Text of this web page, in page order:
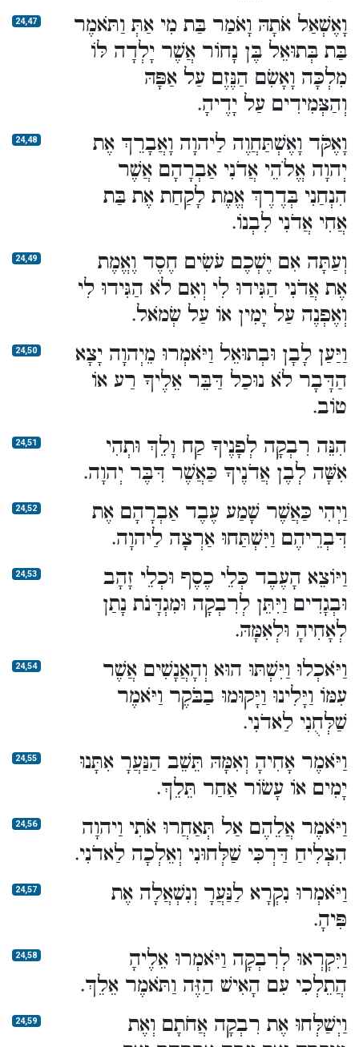
24,47
וָאֶשְׁאַל אֹתָהּ וָאֹמַר בַּת מִי אַתְּ וַתֹּאמֶר
בַּת בְּתוּאֵל בֶּן נָחוֹר אֲשֶׁר יָלְדָה לּוֹ
מִלְכָּה וָאָשִׂם הַנֶּזֶם עַל אַפָּהּ
וְהַצְּמִידִים עַל יָדֶיהָ.
24,48
וָאֶקֹּד וָאֶשְׁתַּחֲוֶה לַיהוָה וָאֲבָרֵךְ אֶת
יְהוָה אֱלֹהֵי אֲדֹנִי אַבְרָהָם אֲשֶׁר
הִנְחַנִי בְּדֶרֶךְ אֱמֶת לָקַחַת אֶת בַּת
אֲחִי אֲדֹנִי לִבְנוֹ.
24,49
וְעַתָּה אִם יֶשְׁכֶם עֹשִׂים חֶסֶד וֶאֱמֶת
אֶת אֲדֹנִי הַגִּידוּ לִי וְאִם לֹא הַגִּידוּ לִי
וְאֶפְנֶה עַל יָמִין אוֹ עַל שְׂמֹאל.
24,50
וַיַּעַן לָבָן וּבְתוּאֵל וַיֹּאמְרוּ מֵיְהוָה יָצָא
הַדָּבָר לֹא נוּכַל דַּבֵּר אֵלֶיךָ רַע אוֹ
טוֹב.
24,51
הִנֵּה רִבְקָה לְפָנֶיךָ קַח וָלֵךְ וּתְהִי
אִשָּׁה לְבֶן אֲדֹנֶיךָ כַּאֲשֶׁר דִּבֶּר יְהוָה.
24,52
וַיְהִי כַּאֲשֶׁר שָׁמַע עֶבֶד אַבְרָהָם אֶת
דִּבְרֵיהֶם וַיִּשְׁתַּחוּ אַרְצָה לַיהוָה.
24,53
וַיּוֹצֵא הָעֶבֶד כְּלֵי כֶסֶף וּכְלֵי זָהָב
וּבְגָדִים וַיִּתֵּן לְרִבְקָה וּמִגְדָּנֹת נָתַן
לְאָחִיהָ וּלְאִמָּהּ.
24,54
וַיֹּאכְלוּ וַיִּשְׁתּוּ הוּא וְהָאֲנָשִׁים אֲשֶׁר
עִמּוֹ וַיָּלִינוּ וַיָּקוּמוּ בַבֹּקֶר וַיֹּאמֶר
שַׁלְּחֻנִי לַאדֹנִי.
24,55
וַיֹּאמֶר אָחִיהָ וְאִמָּהּ תֵּשֵׁב הַנַּעֲרָ אִתָּנוּ
יָמִים אוֹ עָשׂוֹר אַחַר תֵּלֵךְ.
24,56
וַיֹּאמֶר אֲלֵהֶם אַל תְּאַחֲרוּ אֹתִי וַיהוָה
הִצְלִיחַ דַּרְכִּי שַׁלְּחוּנִי וְאֵלְכָה לַאדֹנִי.
24,57
וַיֹּאמְרוּ נִקְרָא לַנַּעֲרָ וְנִשְׁאֲלָה אֶת
פִּיהָ.
24,58
וַיִּקְרְאוּ לְרִבְקָה וַיֹּאמְרוּ אֵלֶיהָ
הֲתֵלְכִי עִם הָאִישׁ הַזֶּה וַתֹּאמֶר אֵלֵךְ.
24,59
וַיְשַׁלְּחוּ אֶת רִבְקָה אֲחֹתָם וְאֶת